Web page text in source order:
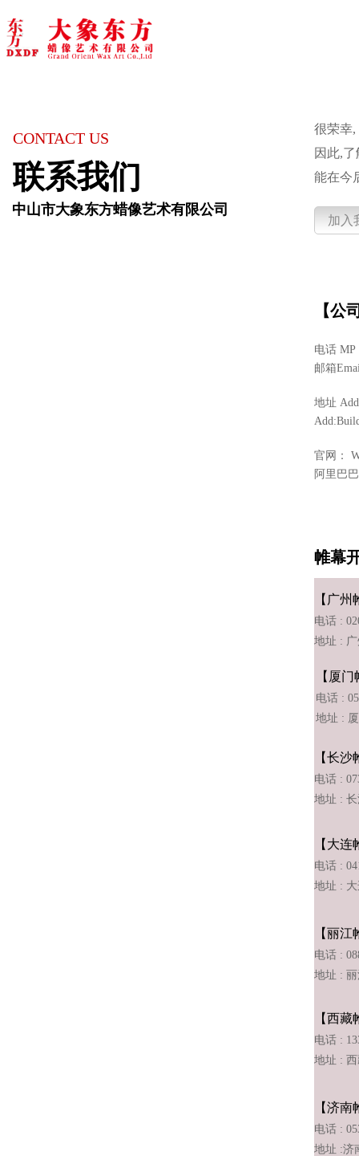
【广
电话 :
地址 :
【厦
电话 :
地址 :
【长
电话 :
地址 :
【大
电话 :
地址 :
【丽
电话 :
地址 :
【西
电话 :
地址 :
【济
电话 :
地址 :济
CONTACT US
联系我们
很荣幸,
因此,
能在今
加入
【公
电话 MP
邮箱
地址
官网：
阿里巴
帷幕
中山市大象东方蜡像艺术有限公司